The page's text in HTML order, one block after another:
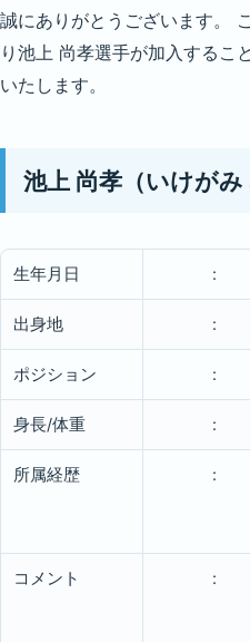
誠にありがとうございます。
り池上 尚孝選手が加入するこ
いたします。
池上 尚孝（いけが
生年月日 :
出身地 :
ポジション :
身長/体重 :
所属経歴 :
コメント :